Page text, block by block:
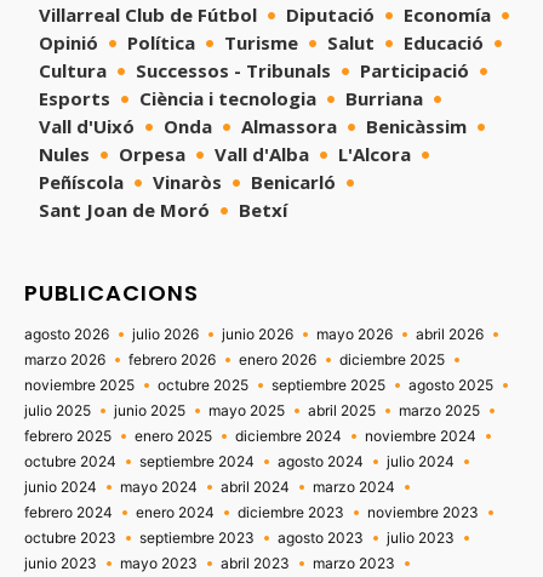
Villarreal Club de Fútbol
Diputació
Economía
Opinió
Política Turisme Salut
Educació
Cultura
Successos - Tribunals
Participació
Esports
Ciència i tecnologia
Burriana
Vall d'Uixó
Onda Almassora
Benicàssim
Nules
Orpesa Vall d'Alba
L'Alcora
Peñíscola
Vinaròs
Benicarló
Sant Joan de Moró
Betxí
PUBLICACIONS
agosto 2026 julio 2026 junio 2026 mayo 2026
abril 2026
marzo 2026
febrero 2026 enero 2026
diciembre 2025
noviembre 2025
octubre 2025 septiembre 2025
agosto 2025
julio 2025
junio 2025 mayo 2025 abril 2025
marzo 2025
febrero 2025
enero 2025 diciembre 2024
noviembre 2024
octubre 2024
septiembre 2024 agosto 2024
julio 2024
junio 2024
mayo 2024 abril 2024
marzo 2024
febrero 2024
enero 2024 diciembre 2023
noviembre 2023
octubre 2023
septiembre 2023 agosto 2023
julio 2023
junio 2023
mayo 2023 abril 2023
marzo 2023